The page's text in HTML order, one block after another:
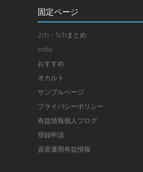
固定ページ
2ch・5chまとめ
India
おすすめ
オカルト
サンプルページ
プライバシーポリシー
有益情報個人ブログ
登録申請
資産運用有益情報